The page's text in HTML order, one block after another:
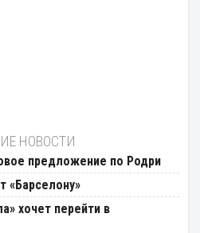
НОВОСТИ
предложение по Родри
«Барселону»
хочет перейти в